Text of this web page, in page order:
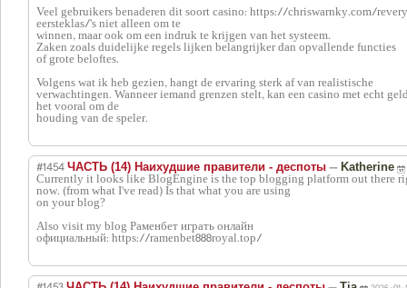
Veel gebruikers benaderen dit soort casino: https://chriswarnky.com/
eersteklas/’s niet alleen om te
winnen, maar ook om een indruk te krijgen van het systeem.
Zaken zoals duidelijke regels lijken belangrijker dan opvallende functies
of grote beloftes.
Volgens wat ik heb gezien, hangt de ervaring sterk af van realistische
verwachtingen. Wanneer iemand grenzen stelt, kan een casino met echt
het vooral om de
houding van de speler.
#1454 ЧАСТЬ (14) Наихудшие правители - деспоты — Katherine
Currently it looks like BlogEngine is the top blogging platform out there
now. (from what I've read) Is that what you are using
on your blog?
Also visit my blog Раменбет играть онлайн
официальный: https://ramenbet888royal.top/